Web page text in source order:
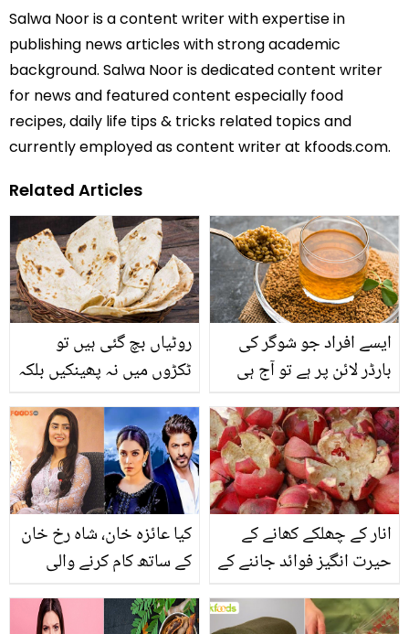
Salwa Noor is a content writer with expertise in
publishing news articles with strong academic
background. Salwa Noor is dedicated content writer
for news and featured content especially food
recipes, daily life tips & tricks related topics and
currently employed as content writer at kfoods.com.
Related Articles
روٹیاں بچ گئی ہیں تو
ٹکڑوں میں نہ پھینکیں بلکہ
پکوان،جو بھی کھائے
تعریف کئے بغیر رہ نہ پائے
ایسے افراد جو شوگر کی
بارڈر لائن پر ہے تو آج ہی
ایسے غائب ہو گی جیسے وہ
تھی ہی نہیں
کیا عائزہ خان، شاہ رخ خان
کے ساتھ کام کرنے والی
سامنے آگیا
انار کے چھلکے کھانے کے
حیرت انگیز فوائد جاننے کے
پھینکیں گے نہیں